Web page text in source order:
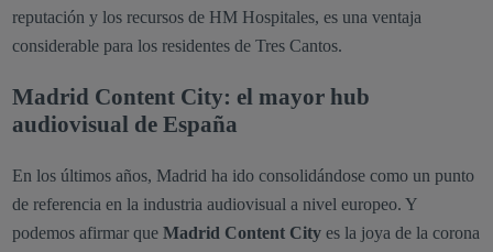
reputación y los recursos de HM Hospitales, es una ventaja
considerable para los residentes de Tres Cantos.
Madrid Content City: el mayor hub
audiovisual de España
En los últimos años, Madrid ha ido consolidándose como un punto
de referencia en la industria audiovisual a nivel europeo. Y
podemos afirmar que Madrid Content Cityes la joya de la corona